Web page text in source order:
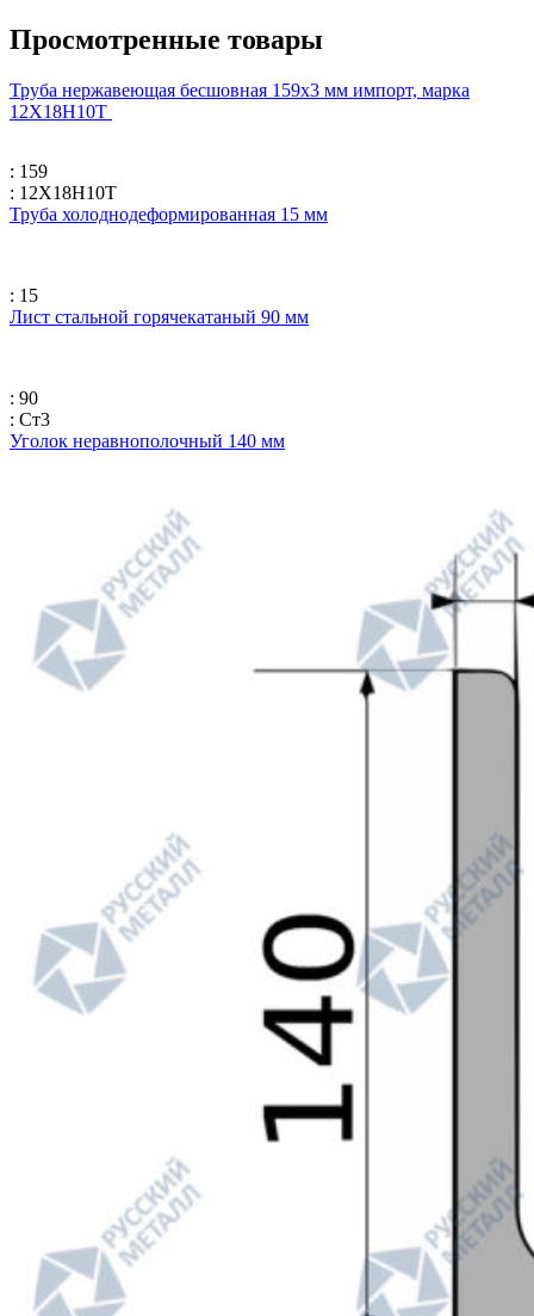
Просмотренные товары
Труба нержавеющая бесшовная 159х3 мм импорт, марка
12Х18Н10Т
: 159
: 12Х18Н10Т
Труба холоднодеформированная 15 мм
: 15
Лист стальной горячекатаный 90 мм
: 90
: Ст3
Уголок неравнополочный 140 мм